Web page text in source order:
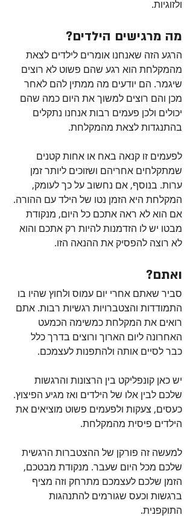
ולזוגיות.
מה מרגישים הילדים?
הרגע הזה שאנחנו אומרים לילדים לצאת
מהמקלחת הוא רגע שהם פשוט לא רוצים
שיגמר. הם יודעים מה ממתין להם לאחר
מכן והם רוצים למשוך את היום כמה שהם
יכולים ולכן פעמים רבות אנחנו נתקלים
בהתנגדות לצאת מהמקלחת.
לפעמים זו קנאה באח או אחות קטנים
שמתקלחים אחריהם ושזוכים ליותר זמן
ערות. בנוסף, אם נחשוב על כך לעומק,
המקלחת היא הזמן נטו של הילד עם ההורה.
אם הוא לא ראה אתכם כל היום, מנקודת
מבטו יש לו הזדמנות להיות רק אתכם והוא
לא רוצה להפסיק את ההנאה הזו.
ואתם?
סביר שאתם אחרי יום עמוס ולחוץ שהיו בו
התמודדות והצטברויות רגשיות רבות. אתם
רואים את המקלחת כמשימה הכמעט
האחרונה ליום הארוך ורוצים בדרך כלל
כבר לסיים אותה ולהתפנות לעצמכם.
יש כאן קונפליקט בין הרצונות והרגשות
שלכם לבין אלו של הילדים ואז מגיע הפיצוץ.
כעסים, צעקות ולפעמים פשוט מוציאים את
הילדים פיסית מהמקלחת.
למעשה זה פורקן של ההצטברות הרגשית
שלכם מכל היום שעבר. מנקודת מבטכם,
הזמן שלכם לעצמכם מתרחק וזה מציף
ברגשות וכעס שגורמים להתנהגות
התוקפנית.